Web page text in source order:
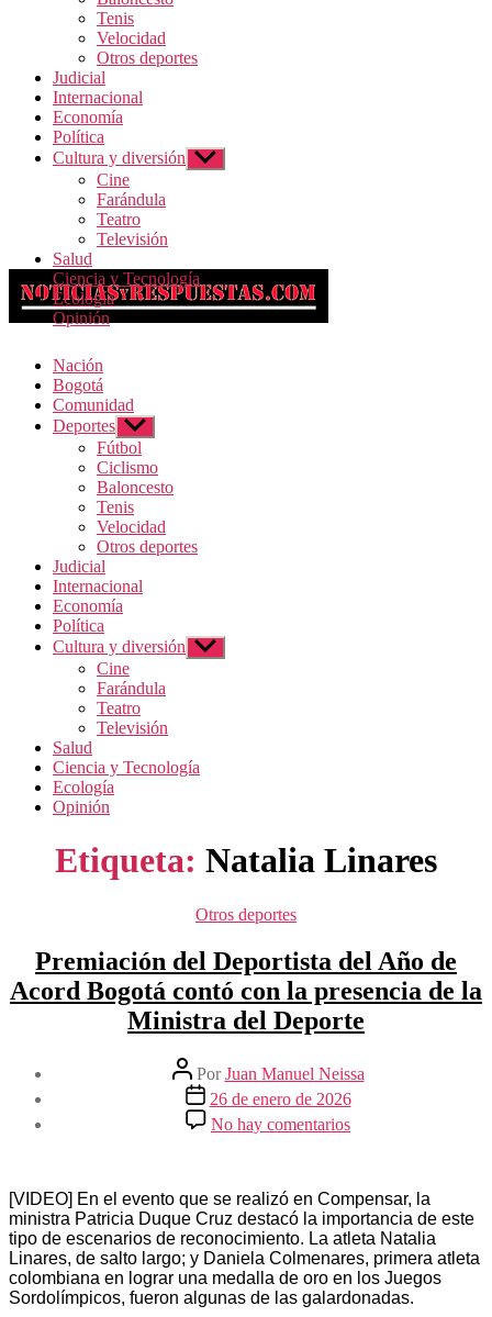
Tenis
Velocidad
Otros deportes
Judicial
Internacional
Economía
Política
Cultura y diversión Mostrar
el
Cine
Farándula
Teatro
Televisión
Salud
Ciencia y Tecnología
Ecología
Opinión
Nación
Bogotá
Comunidad
Deportes Mostrar
el
submenú
Fútbol
Ciclismo
Baloncesto
Tenis
Velocidad
Otros deportes
Judicial
Internacional
Economía
Política
Cultura y diversión Mostrar
el
Cine
Farándula
Teatro
Televisión
Salud
Ciencia y Tecnología
Ecología
Opinión
Etiqueta: Natalia Linares
Categorías
Otros deportes
Premiación del Deportista del Año de
Acord Bogotá contó con la presencia de la
Ministra del Deporte
Autor
de
entrada
PorJuan Manuel Neissa
Fecha
de
la
26 de enero de 2026
No hay comentarios
Premiación
del
Año
de
Acord
Bogotá
contó
[VIDEO] En el evento que se realizó en Compensar, la
ministra Patricia Duque Cruz destacó la importancia de este
tipo de escenarios de reconocimiento. La atleta Natalia
Linares, de salto largo; y Daniela Colmenares, primera atleta
colombiana en lograr una medalla de oro en los Juegos
Sordolímpicos, fueron algunas de las galardonadas.